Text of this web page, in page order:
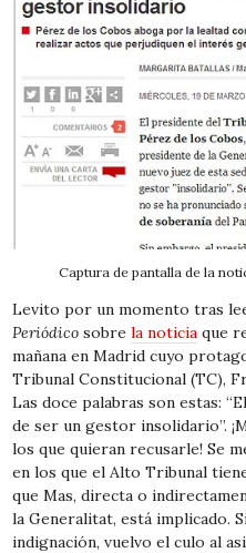
Captura de pantalla de la
Levito por un momento tras
Periódico sobrela noticia que
mañana en Madrid cuyo
Tribunal Constitucional (TC),
Las doce palabras son estas:
de ser un gestor insolidario”.
los que quieran recusarle! Se
en los que el Alto Tribunal
que Mas, directa o
la Generalitat, está implicado.
indignación, vuelvo el culo al